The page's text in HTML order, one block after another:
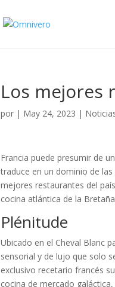
Los mejores
por | May 24, 2023 |
Francia puede presumir de
traduce en un dominio de
mejores restaurantes del
cocina atlántica de la
Plénitude
Ubicado en el Cheval Blanc
sensorial y de lujo que solo
exclusivo recetario francés
cocina de mercado